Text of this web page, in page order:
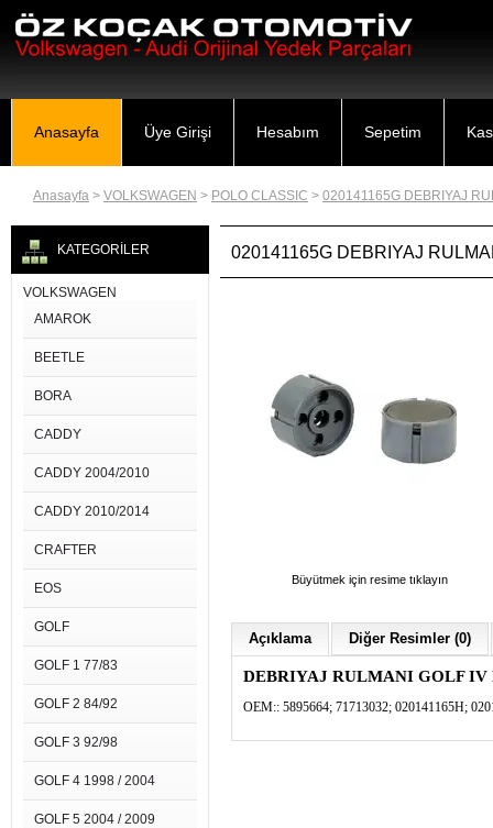
Anasayfa Üye Girişi Hesabım Sepetim
Anasayfa > VOLKSWAGEN > POLO CLASSIC > 020141165G DEBRIYAJ
KATEGORİLER
VOLKSWAGEN
AMAROK
BEETLE
BORA
CADDY
CADDY 2004/2010
CADDY 2010/2014
CRAFTER
EOS
GOLF
GOLF 1 77/83
GOLF 2 84/92
GOLF 3 92/98
GOLF 4 1998 / 2004
GOLF 5 2004 / 2009
020141165G DEBRIYAJ
Büyütmek için resime tıklayın
Açıklama Diğer Resimler (0)
DEBRIYAJ RULMANI GOLF IV
OEM:: 5895664; 71713032; 020141165H;